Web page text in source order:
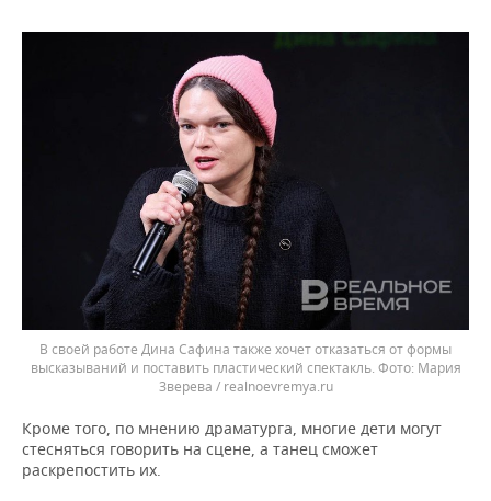
В своей работе Дина Сафина также хочет отказаться от формы
высказываний и поставить пластический спектакль.
Мария
Зверева / realnoevremya.ru
Кроме того, по мнению драматурга, многие дети могут
стесняться говорить на сцене, а танец сможет
раскрепостить их.